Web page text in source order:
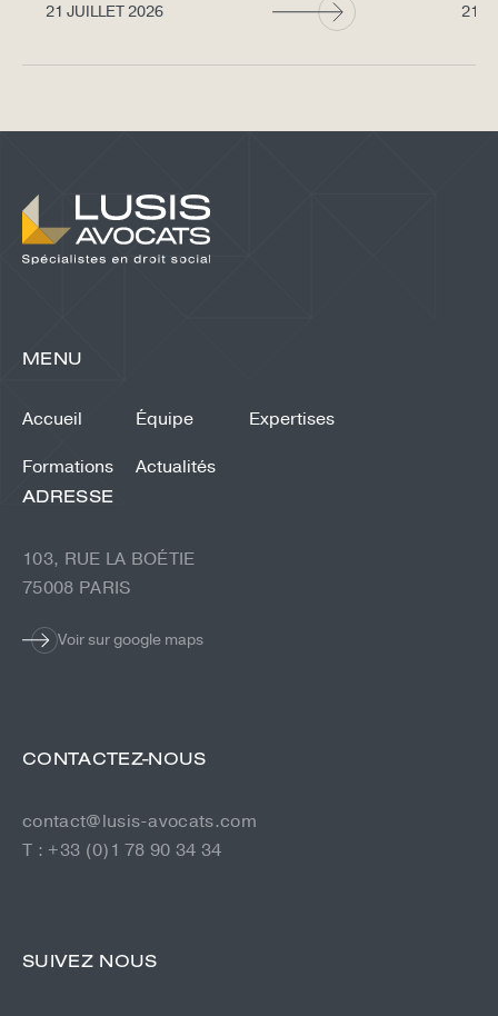
21 JUILLET 2026 21
SUIVEZ NOUS
ADRESSE
103, RUE LA BOÉTIE
75008 PARIS
Voir sur google maps
MENU
Accueil Équipe
Expertises
Formations
Actualités
CONTACTEZ-NOUS
contact@lusis-avocats.com
T : +33 (0)1 78 90 34 34